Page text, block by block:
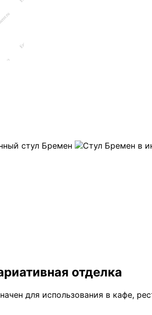
отделка
для использования в кафе,